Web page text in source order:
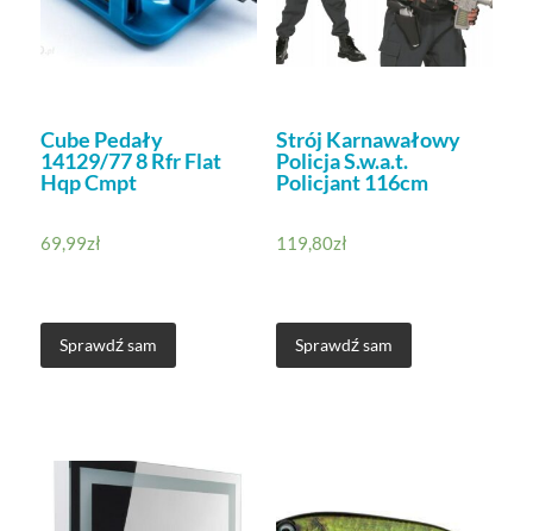
Cube Pedały
14129/77 8 Rfr Flat
Hqp Cmpt
69,99zł
Sprawdź sam
Strój Karnawałowy
Policja S.w.a.t.
Policjant 116cm
119,80zł
Sprawdź sam